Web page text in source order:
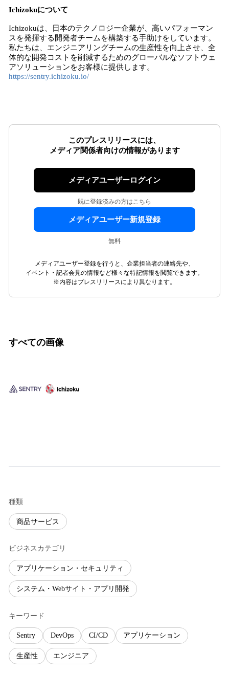
Ichizokuについて
Ichizokuは、日本のテクノロジー企業が、高いパフォーマン
スを発揮する開発者チームを構築する手助けをしています。
私たちは、エンジニアリングチームの生産性を向上させ、全
体的な開発コストを削減するためのグローバルなソフトウェ
アソリューションをお客様に提供します。
https://sentry.ichizoku.io/
このプレスリリースには、
メディア関係者向けの情報があります
メディアユーザーログイン
既に登録済みの方はこちら
メディアユーザー新規登録
無料
メディアユーザー登録を行うと、企業担当者の連絡先や、
イベント・記者会見の情報など様々な特記情報を閲覧できます。
※内容はプレスリリースにより異なります。
すべての画像
種類
商品サービス
ビジネスカテゴリ
アプリケーション・セキュリティ
システム・Webサイト・アプリ開発
キーワード
Sentry DevOps CI/CD アプリケーション
生産性 エンジニア